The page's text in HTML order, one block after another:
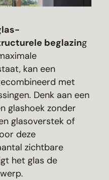
beglazing
kan een
met
Denk aan een
glashoek zonder
glasoverstek of
deze
zichtbare
het glas de